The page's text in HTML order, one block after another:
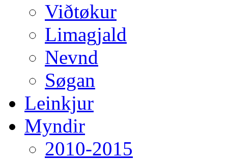
Viðtøkur
Limagjald
Nevnd
Søgan
Leinkjur
Myndir
2010-2015